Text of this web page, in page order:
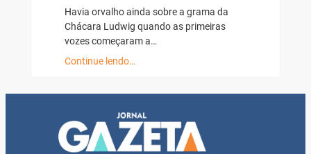
Havia orvalho ainda sobre a grama da
Chácara Ludwig quando as primeiras
vozes começaram a…
Continue lendo…